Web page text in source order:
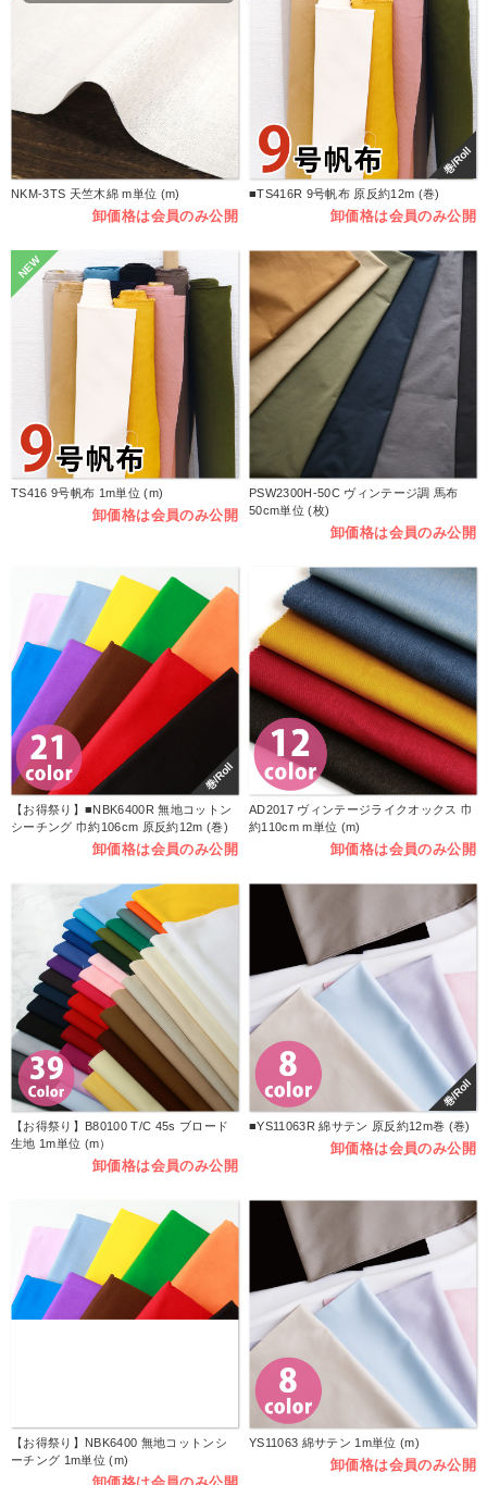
NKM-3TS 天竺木綿 m単位 (m)
卸価格は会員のみ公開
巻/Roll
■TS416R 9号帆布 原反約12m (巻)
卸価格は会員のみ公開
NEW
TS416 9号帆布 1m単位 (m)
卸価格は会員のみ公開
PSW2300H-50C ヴィンテージ調 馬布
50cm単位 (枚)
卸価格は会員のみ公開
巻/Roll
【お得祭り】■NBK6400R 無地コットン
シーチング 巾約106cm 原反約12m (巻)
卸価格は会員のみ公開
AD2017 ヴィンテージライクオックス 巾
約110cm m単位 (m)
卸価格は会員のみ公開
【お得祭り】B80100 T/C 45s ブロード
生地 1m単位 (m）
卸価格は会員のみ公開
巻/Roll
■YS11063R 綿サテン 原反約12m巻 (巻)
卸価格は会員のみ公開
【お得祭り】NBK6400 無地コットンシ
ーチング 1m単位 (m)
YS11063 綿サテン 1m単位 (m)
卸価格は会員のみ公開